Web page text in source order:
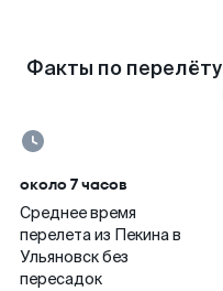
Факты по
около 7 часов
Среднее время
перелета из Пекина в
Ульяновск без
пересадок